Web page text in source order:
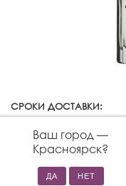
СРОКИ ДОСТАВКИ:
Ваш город —
Красноярск?